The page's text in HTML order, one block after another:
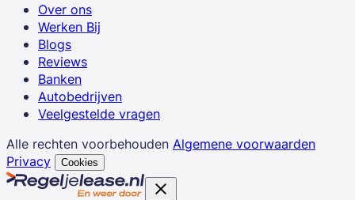
Over ons
Werken Bij
Blogs
Reviews
Banken
Autobedrijven
Veelgestelde vragen
Alle rechten voorbehouden Algemene voorwaarden
Privacy
Cookies